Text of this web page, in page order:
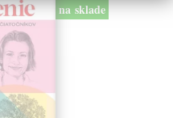
na sklade